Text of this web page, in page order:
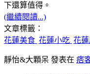
下還算值得。
(繼續閱讀...)
文章標籤：
花蓮美食 花蓮小吃 花
靜怡&大顆呆 發表在 痞